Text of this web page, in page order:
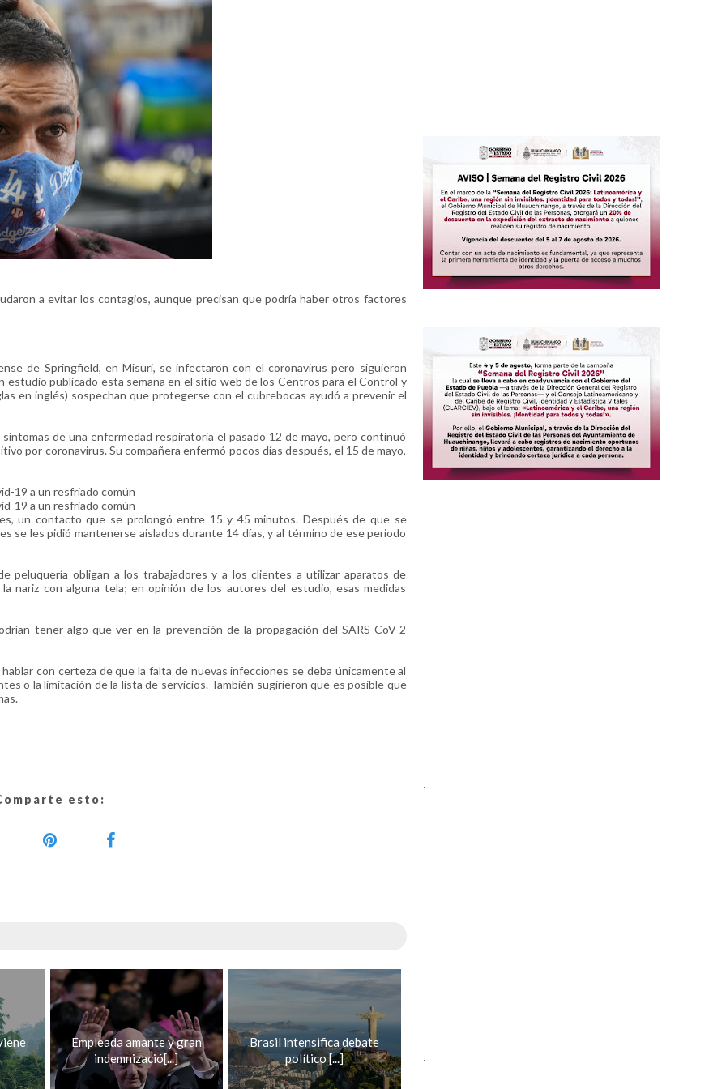
a evitar los contagios, aunque precisan que podría haber otros factores
de Springfield, en Misuri, se infectaron con el coronavirus pero siguieron
publicado esta semana en el sitio web de los Centros para el Control y
en inglés) sospechan que protegerse con el cubrebocas ayudó a prevenir el
de una enfermedad respiratoria el pasado 12 de mayo, pero continuó
por coronavirus. Su compañera enfermó pocos días después, el 15 de mayo,
19 a un resfriado común
19 a un resfriado común
un contacto que se prolongó entre 15 y 45 minutos. Después de que se
se les pidió mantenerse aislados durante 14 días, y al término de ese periodo
peluquería obligan a los trabajadores y a los clientes a utilizar aparatos de
nariz con alguna tela; en opinión de los autores del estudio, esas medidas
tener algo que ver en la prevención de la propagación del SARS-CoV-2
con certeza de que la falta de nuevas infecciones se deba únicamente al
o la limitación de la lista de servicios. También sugirieron que es posible que
esto:
Empleada amante y gran
indemnizació[...]
Brasil intensifica debate
político [...]
.
.